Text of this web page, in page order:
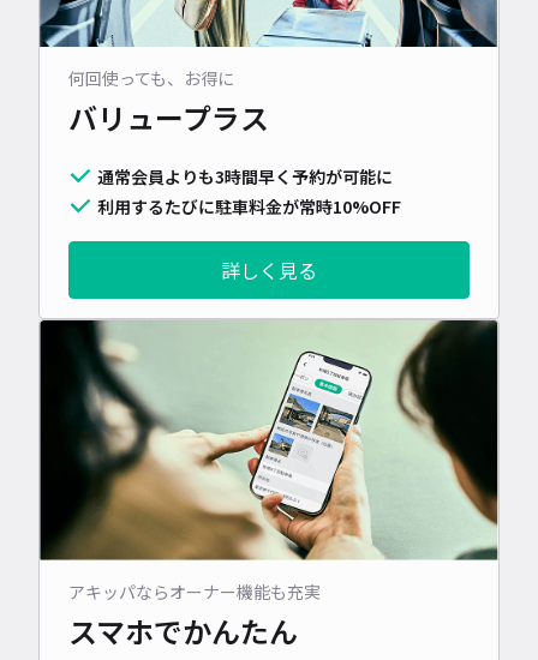
何回使っても、お得に
バリュープラス
通常会員よりも3時間早く予約が可能に
利用するたびに駐車料金が常時10%OFF
詳しく見る
アキッパならオーナー機能も充実
スマホでかんたん